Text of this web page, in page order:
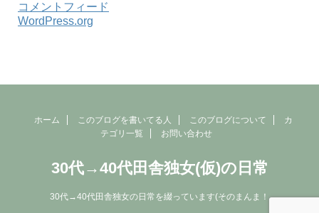
コメントフィード
WordPress.org
ホーム このブログを書いてる人 このブログについて
カ
テゴリ一覧
お問い合わせ
30代→40代田舎独女(仮)の日常
30代→40代田舎独女の日常を綴っています(そのまんま！